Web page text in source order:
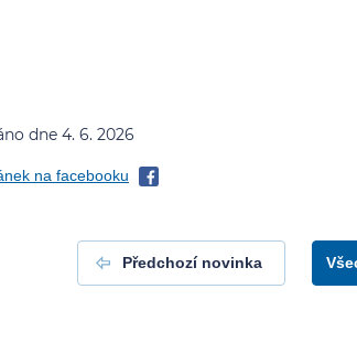
dne 4. 6. 2026
na facebooku
Předchozí novinka